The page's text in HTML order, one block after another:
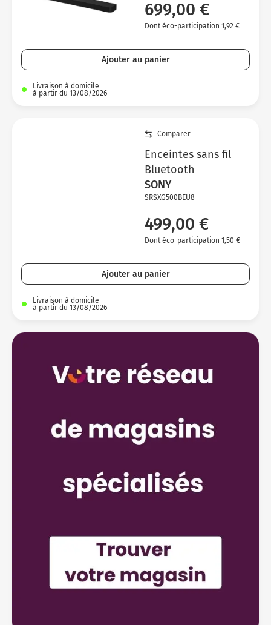
699,00 €
Dont éco-participation 1,92 €
Ajouter au panier
Livraison à domicile
à partir du 13/08/2026
Comparer
Enceintes sans fil
Bluetooth
SONY
SRSXG500BEU8
499,00 €
Dont éco-participation 1,50 €
Ajouter au panier
Livraison à domicile
à partir du 13/08/2026